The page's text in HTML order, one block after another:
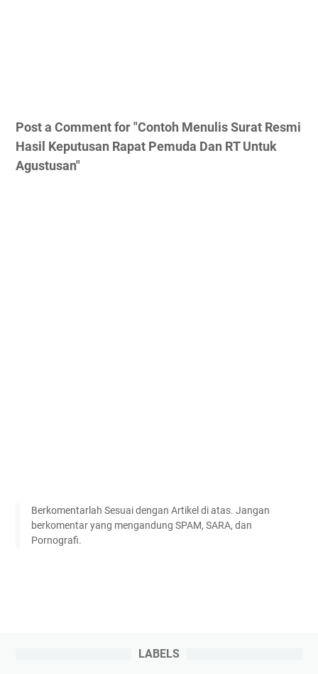
Post a Comment for "Contoh Menulis Surat Resmi
Hasil Keputusan Rapat Pemuda Dan RT Untuk
Agustusan"
Berkomentarlah Sesuai dengan Artikel di atas. Jangan
berkomentar yang mengandung SPAM, SARA, dan
Pornografi.
LABELS